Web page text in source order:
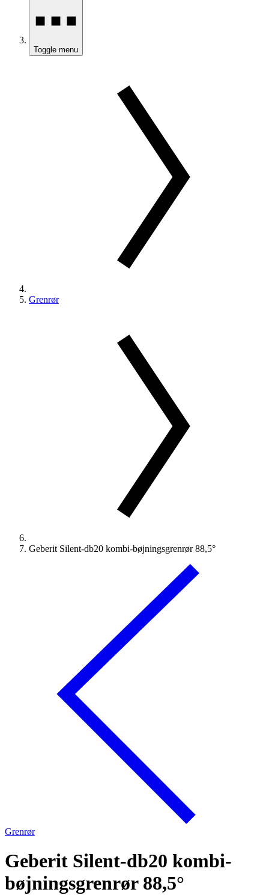
Toggle menu
Grenrør
Geberit Silent-db20 kombi-bøjningsgrenrør 88,5°
Grenrør
Geberit Silent-db20 kombi-
bøjningsgrenrør 88,5°